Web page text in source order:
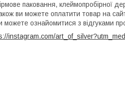
паковання, клеймопробірної
ви можете оплатити товар на
можете ознайомитися з відгуками
instagram.com/